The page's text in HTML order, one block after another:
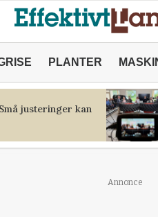
PLANTER
justeringer kan
Annonce